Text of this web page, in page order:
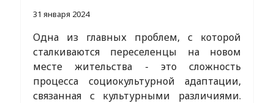
31 января 2024
Одна из главных проблем, с которой
сталкиваются переселенцы на новом
месте жительства - это сложность
процесса социокультурной адаптации,
связанная с культурными различиями.